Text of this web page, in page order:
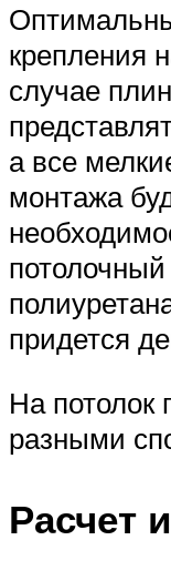
крепления
случае
а все
монтажа
придется
На потолок
разными
Расчет